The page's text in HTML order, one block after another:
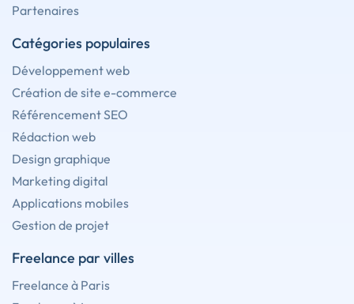
Partenaires
Catégories populaires
Développement web
Création de site e-commerce
Référencement SEO
Rédaction web
Design graphique
Marketing digital
Applications mobiles
Gestion de projet
Freelance par villes
Freelance à Paris